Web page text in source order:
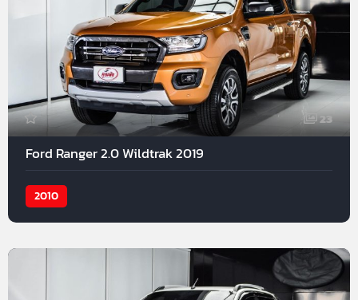
23
Ford Ranger 2.0 Wildtrak 2019
2010